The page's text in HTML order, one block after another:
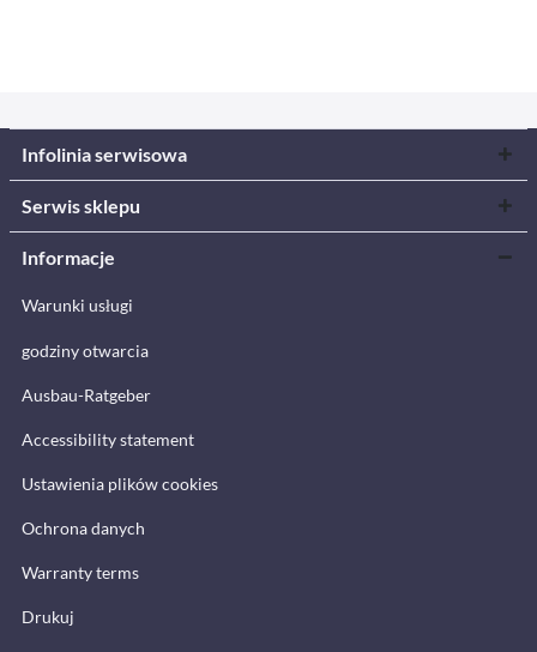
Infolinia serwisowa
Serwis sklepu
Informacje
Warunki usługi
godziny otwarcia
Ausbau-Ratgeber
Accessibility statement
Ustawienia plików cookies
Ochrona danych
Warranty terms
Drukuj